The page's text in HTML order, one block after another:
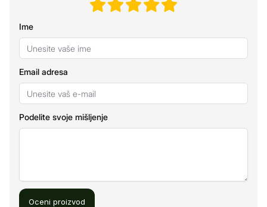
Ime
Email adresa
Podelite svoje mišljenje
Oceni proizvod